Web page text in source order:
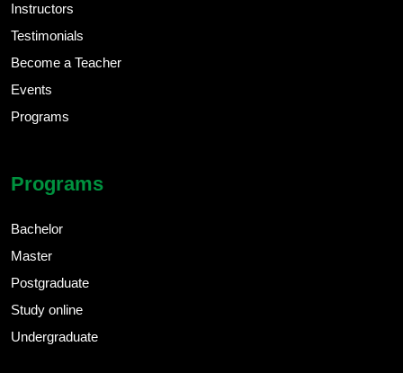
Instructors
Testimonials
Become a Teacher
Events
Programs
Programs
Bachelor
Master
Postgraduate
Study online
Undergraduate